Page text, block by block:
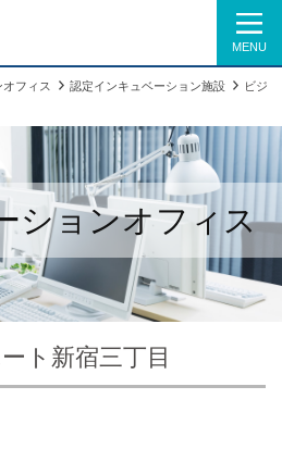
MENU
フィス 認定インキュベーション施設
ビジ
ションオフィス
ト新宿三丁目